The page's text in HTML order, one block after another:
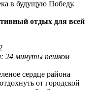
в будущую Победу.
отдых для всей
24 минуты пешком
сердце района
от городской